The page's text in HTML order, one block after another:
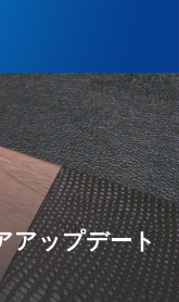
アップデート